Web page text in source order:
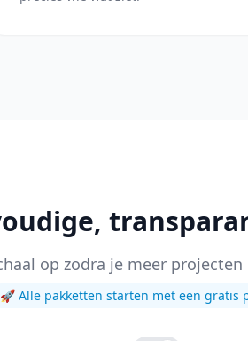
op zodra je meer
🚀 Alle pakketten starten met een gratis